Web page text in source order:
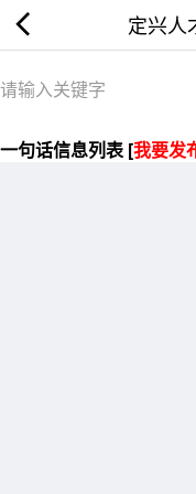
定兴人
一句话信息列表 [我要发